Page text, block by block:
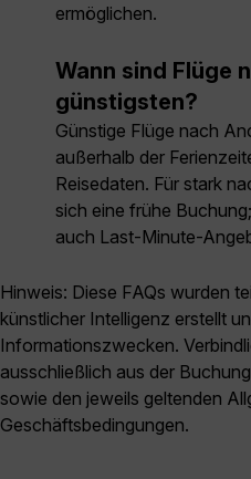
ermöglichen.
Wann sind Flüge
günstigsten?
Günstige Flüge nach
außerhalb der
Reisedaten. Für stark
sich eine frühe
auch Last-Minute-
Hinweis: Diese FAQs wurden
künstlicher Intelligenz erstellt
Informationszwecken.
ausschließlich aus der
sowie den jeweils geltenden
Geschäftsbedingungen.